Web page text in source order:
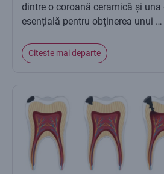
dintre o coroană ceramică și una
esențială pentru obținerea unui …
Citeste mai departe